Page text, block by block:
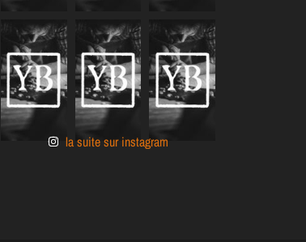
la suite sur instagram